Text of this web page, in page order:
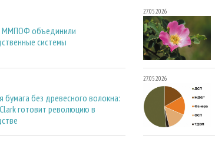
ММПОФ объединили
системы
бумага без древесного волокна:
готовит революцию в
27.05.2026
27.05.2026